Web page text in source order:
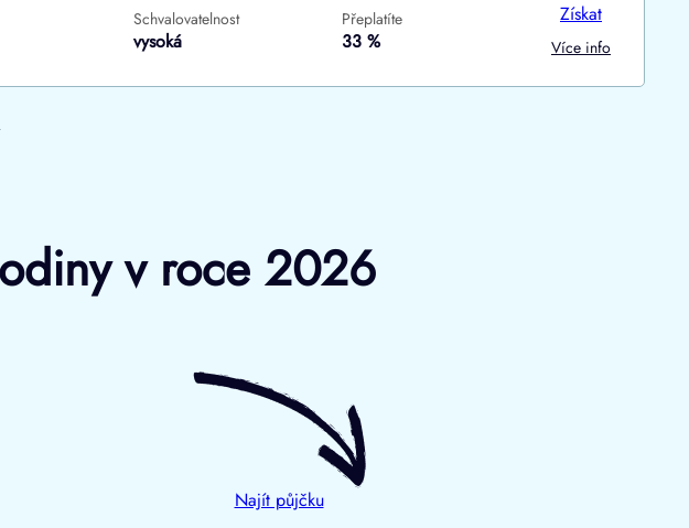
Schvalovatelnost
vysoká
Přeplatíte
33 %
Získat
Více info
v roce 2026
Najít půjčku